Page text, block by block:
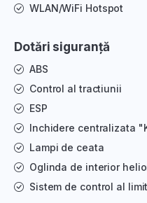
WLAN/WiFi Hotspot
Dotări siguranță
ABS
Control al tractiunii
ESP
Inchidere centralizata
Lampi de ceata
Oglinda de interior
Sistem de control al